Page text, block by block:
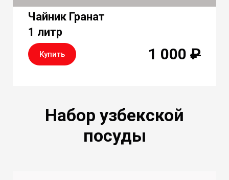
Чайник Гранат
1 литр
Купить 1 000 ₽
Набор узбекской
посуды